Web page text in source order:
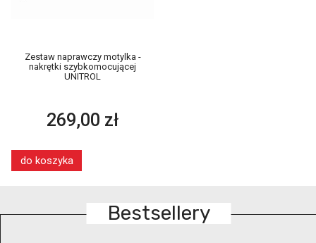
Zestaw naprawczy motylka -
nakrętki szybkomocującej
UNITROL
269,00 zł
do koszyka
Bestsellery